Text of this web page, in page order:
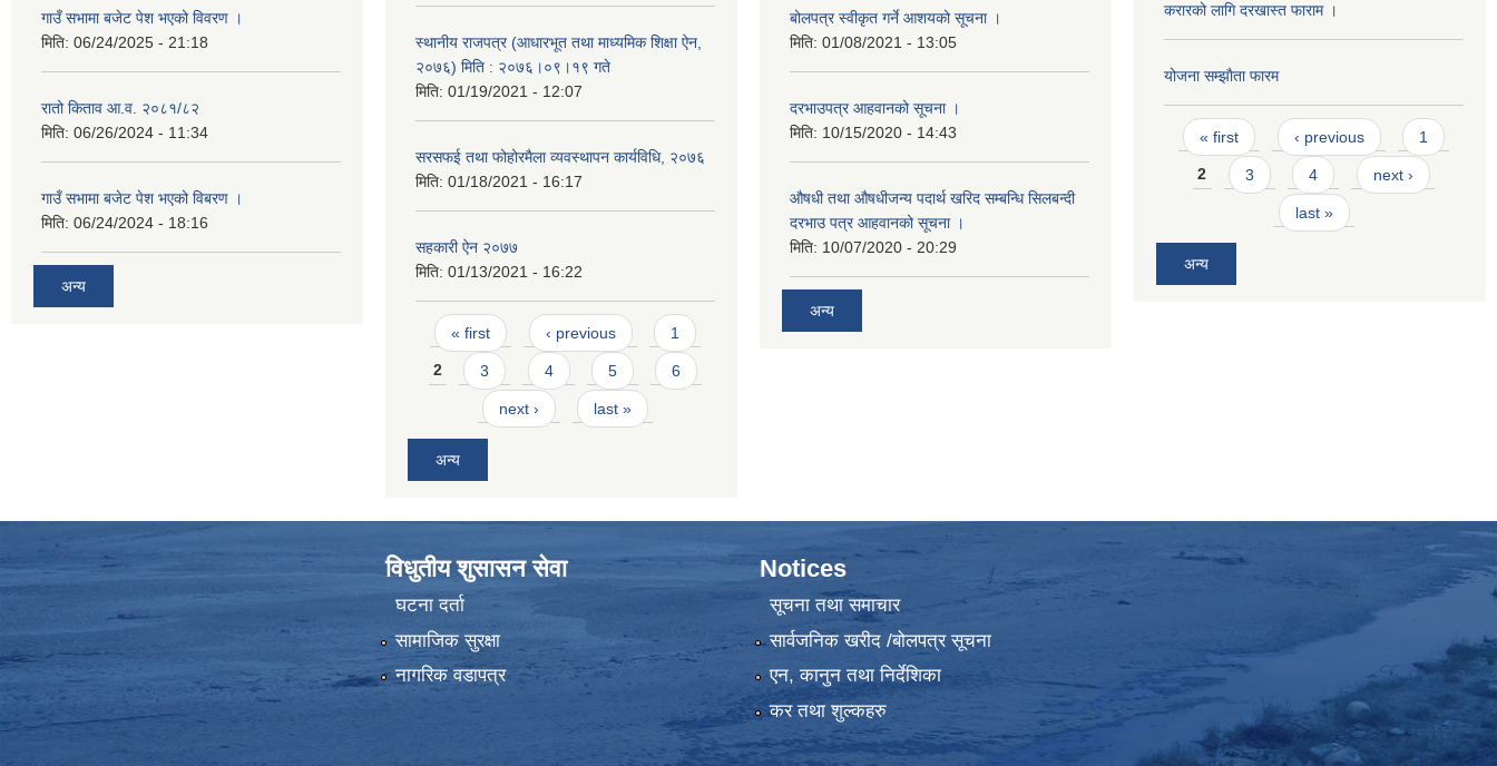
गाउँ सभामा बजेट पेश भएको विवरण ।
मिति: 06/24/2025 - 21:18
रातो किताव आ.व. २०८१/८२
मिति: 06/26/2024 - 11:34
गाउँ सभामा बजेट पेश भएको विबरण ।
मिति: 06/24/2024 - 18:16
अन्य
स्थानीय राजपत्र (आधारभूत तथा माध्यमिक शिक्षा ऐन,
२०७६) मिति : २०७६।०९।१९ गते
मिति: 01/19/2021 - 12:07
सरसफई तथा फोहोरमैला व्यवस्थापन कार्यविधि, २०७६
मिति: 01/18/2021 - 16:17
सहकारी ऐन २०७७
मिति: 01/13/2021 - 16:22
Pages
« first ‹ previous 1
2 3 4 5 6
next › last »
अन्य
बोलपत्र स्वीकृत गर्ने आशयको सूचना ।
मिति: 01/08/2021 - 13:05
दरभाउपत्र आहवानको सूचना ।
मिति: 10/15/2020 - 14:43
औषधी तथा औषधीजन्य पदार्थ खरिद सम्बन्धि सिलबन्दी
दरभाउ पत्र आहवानको सूचना ।
मिति: 10/07/2020 - 20:29
अन्य
करारको लागि दरखास्त फाराम ।
योजना सम्झाैता फारम
Pages
« first ‹ previous 1
2 3 4 next ›
last »
अन्य
विधुतीय शुसासन सेवा
घटना दर्ता
सामाजिक सुरक्षा
नागरिक वडापत्र
Notices
सूचना तथा समाचार
सार्वजनिक खरीद /बोलपत्र सूचना
एन, कानुन तथा निर्देशिका
कर तथा शुल्कहरु